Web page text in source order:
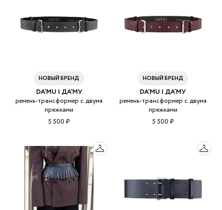
НОВЫЙ БРЕНД
DA’MU | ДА’МУ
ремень-трансформер с двумя
пряжками
5 500 ₽
НОВЫЙ БРЕНД
DA’MU | ДА’МУ
ремень-трансформер с двумя
пряжками
5 500 ₽